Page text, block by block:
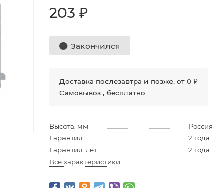
203 ₽
Закончился
Доставка послезавтра и позже, от0 ₽
Самовывоз , бесплатно
Высота, мм
Россия
Гарантия
2 года
Гарантия, лет
2 года
Все характеристики